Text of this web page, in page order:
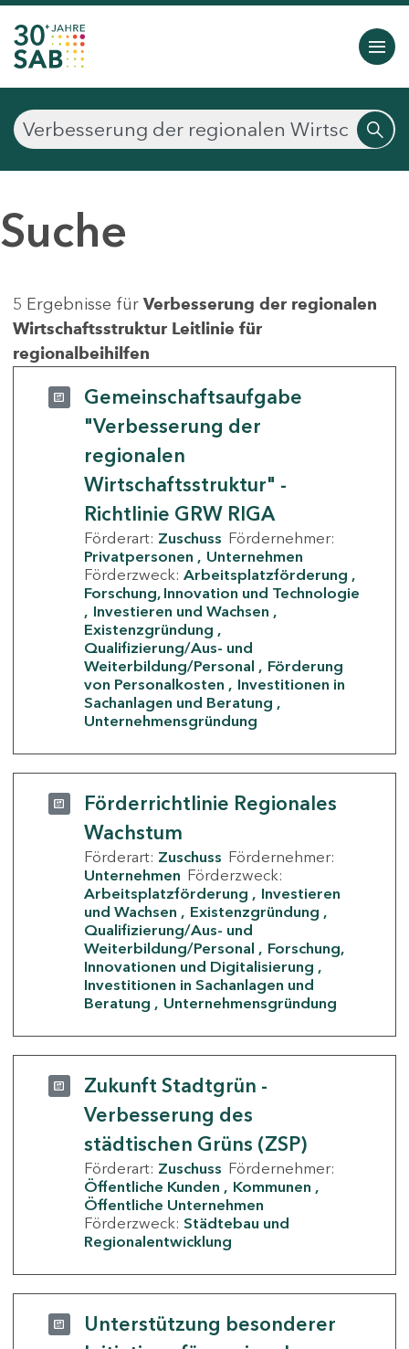
Suche
5 Ergebnisse für Verbesserung der regionalen
Wirtschaftsstruktur Leitlinie für
regionalbeihilfen
Gemeinschaftsaufgabe
"Verbesserung der
regionalen
Wirtschaftsstruktur" -
Richtlinie GRW RIGA
Förderart: Zuschuss Fördernehmer:
Privatpersonen
Unternehmen
Förderzweck: Arbeitsplatzförderung
Forschung, Innovation und Technologie
Investieren und Wachsen
Existenzgründung
Qualifizierung/Aus- und
Weiterbildung/Personal
Förderung
von Personalkosten
Investitionen in
Sachanlagen und Beratung
Unternehmensgründung
Förderrichtlinie Regionales
Wachstum
Förderart: Zuschuss Fördernehmer:
Unternehmen Förderzweck:
Arbeitsplatzförderung
Investieren
und Wachsen
Existenzgründung
Qualifizierung/Aus- und
Weiterbildung/Personal
Forschung,
Innovationen und Digitalisierung
Investitionen in Sachanlagen und
Beratung
Unternehmensgründung
Zukunft Stadtgrün -
Verbesserung des
städtischen Grüns (ZSP)
Förderart: Zuschuss Fördernehmer:
Öffentliche Kunden
Kommunen
Öffentliche Unternehmen
Förderzweck: Städtebau und
Regionalentwicklung
Unterstützung besonderer